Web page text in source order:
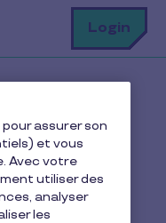
Login
: chèques repas &
assurer son
et vous
Avec votre
utiliser des
analyser
les